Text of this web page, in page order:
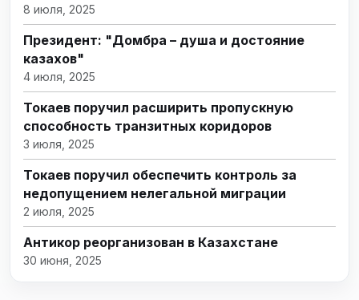
8 июля, 2025
Президент: "Домбра – душа и достояние
казахов"
4 июля, 2025
Токаев поручил расширить пропускную
способность транзитных коридоров
3 июля, 2025
Токаев поручил обеспечить контроль за
недопущением нелегальной миграции
2 июля, 2025
Антикор реорганизован в Казахстане
30 июня, 2025